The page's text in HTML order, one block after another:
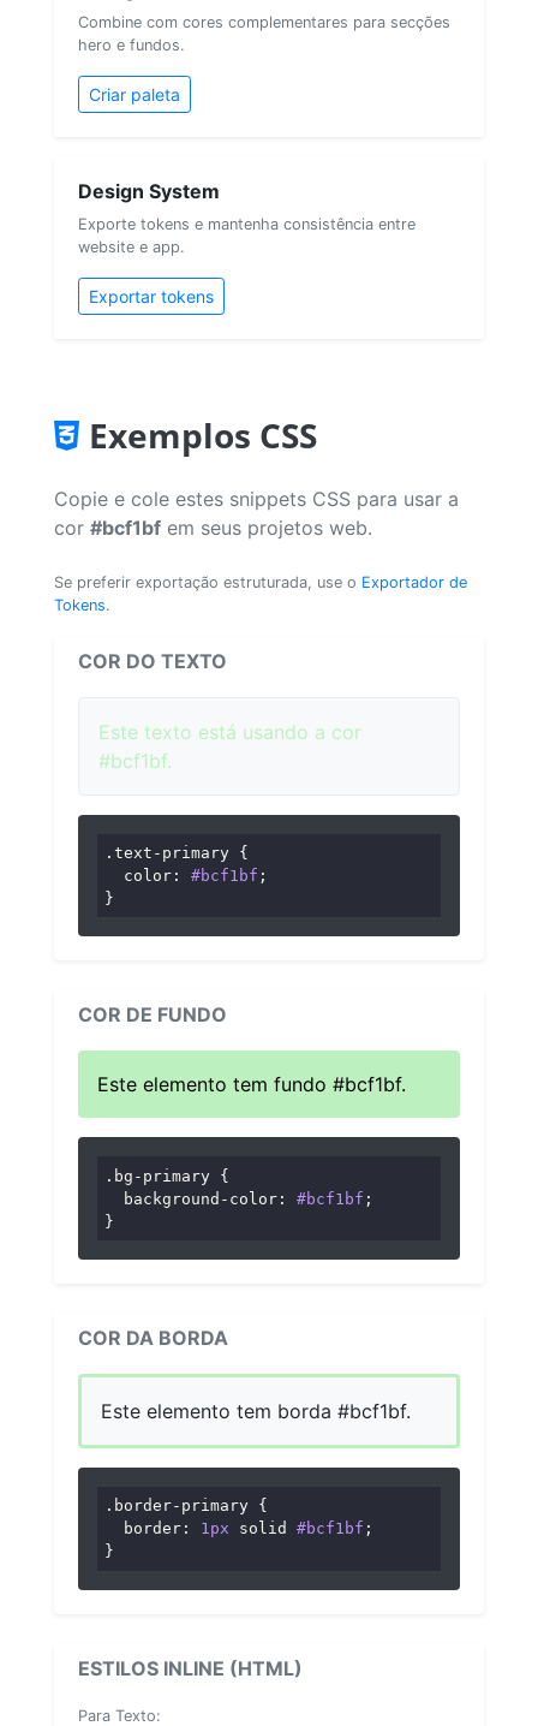
Combine com cores complementares para secções
hero e fundos.
Criar paleta
Design System
Exporte tokens e mantenha consistência entre
website e app.
Exportar tokens
Exemplos CSS
Copie e cole estes snippets CSS para usar a
cor #bcf1bf em seus projetos web.
Se preferir exportação estruturada, use o Exportador de
Tokens.
COR DO TEXTO
Este texto está usando a cor
#bcf1bf.
.text-primary {
color : #bcf1bf ;
}
COR DE FUNDO
Este elemento tem fundo #bcf1bf.
.bg-primary {
background-color : #bcf1bf ;
}
COR DA BORDA
Este elemento tem borda #bcf1bf.
.border-primary {
border : 1px solid #bcf1bf ;
}
ESTILOS INLINE (HTML)
Para Texto: